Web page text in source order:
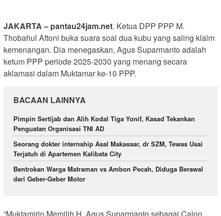
JAKARTA – pantau24jam.net. Ketua DPP PPP M.
Thobahul Aftoni buka suara soal dua kubu yang saling klaim
kemenangan. Dia menegaskan, Agus Suparmanto adalah
ketum PPP periode 2025-2030 yang menang secara
aklamasi dalam Muktamar ke-10 PPP.
BACAAN LAINNYA
Pimpin Sertijab dan Alih Kodal Tiga Yonif, Kasad Tekankan
Penguatan Organisasi TNI AD
Seorang dokter internship Asal Makassar, dr SZM, Tewas Usai
Terjatuh di Apartemen Kalibata City
Bentrokan Warga Matraman vs Ambon Pecah, Diduga Berawal
dari Geber-Geber Motor